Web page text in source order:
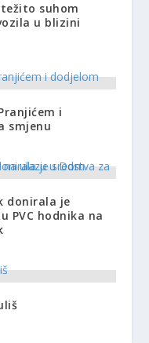
suhom
u blizini
i
smjenu
donirala je
PVC hodnika na